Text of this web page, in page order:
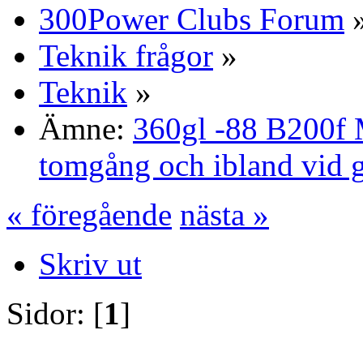
300Power Clubs Forum
Teknik frågor »
Teknik »
Ämne: 360gl -88 B200f
tomgång och ibland vid
« föregående nästa »
Skriv ut
Sidor: [1]